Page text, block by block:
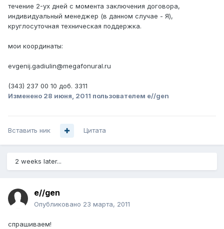
течение 2-ух дней с момента заключения договора,
индивидуальный менеджер (в данном случае - Я),
круглосуточная техническая поддержка.
мои координаты:
evgenij.gadiulin@megafonural.ru
(343) 237 00 10 доб. 3311
Изменено 28 июня, 2011 пользователем e//gen
Вставить ник Цитата
2 weeks later...
e//gen
Опубликовано 23 марта, 2011
спрашиваем!